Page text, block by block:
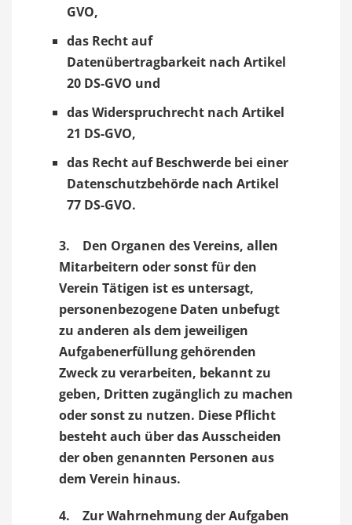
GVO,
das Recht auf
Datenübertragbarkeit nach Artikel
20 DS-GVO und
das Widerspruchrecht nach Artikel
21 DS-GVO,
das Recht auf Beschwerde bei einer
Datenschutzbehörde nach Artikel
77 DS-GVO.
3. Den Organen des Vereins, allen
Mitarbeitern oder sonst für den
Verein Tätigen ist es untersagt,
personenbezogene Daten unbefugt
zu anderen als dem jeweiligen
Aufgabenerfüllung gehörenden
Zweck zu verarbeiten, bekannt zu
geben, Dritten zugänglich zu machen
oder sonst zu nutzen. Diese Pflicht
besteht auch über das Ausscheiden
der oben genannten Personen aus
dem Verein hinaus.
4. Zur Wahrnehmung der Aufgaben